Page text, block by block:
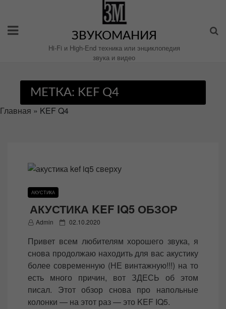
содержимому
ЗВУКОМАНИЯ
Hi-Fi и High-End техника или энциклопедия
звука и видео
МЕТКА: KEF Q4
Главная » KEF Q4
АКУСТИКА
АКУСТИКА KEF IQ5 ОБЗОР
Admin
P
s
t
e
d
o
02.10.2020
Привет всем любителям хорошего звука, я
снова продолжаю находить для вас акустику
более современную (НЕ винтажную!!!) на то
есть много причин, вот ЗДЕСЬ об этом
писал. Этот обзор снова про напольные
колонки — на этот раз — это KEF IQ5.